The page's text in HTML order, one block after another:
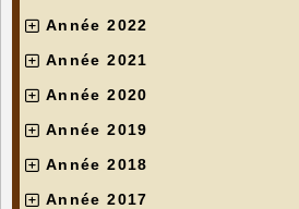
Année 2022
Année 2021
Année 2020
Année 2019
Année 2018
Année 2017